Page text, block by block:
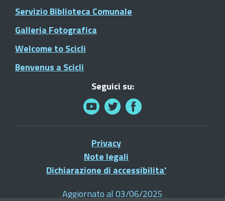
Servizio Biblioteca Comunale
Galleria Fotografica
Welcome to Scicli
Benvenus a Scicli
Seguici su:
Privacy
Note legali
Dichiarazione di accessibilita'
Aggiornato al 03/06/2025